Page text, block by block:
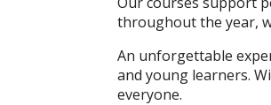
throughout the year,
An unforgettable
and young learners.
everyone.